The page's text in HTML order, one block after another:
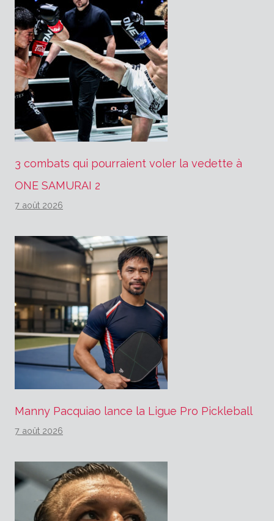
3 combats qui pourraient voler la vedette à
ONE SAMURAI 2
7 août 2026
Manny Pacquiao lance la Ligue Pro Pickleball
7 août 2026